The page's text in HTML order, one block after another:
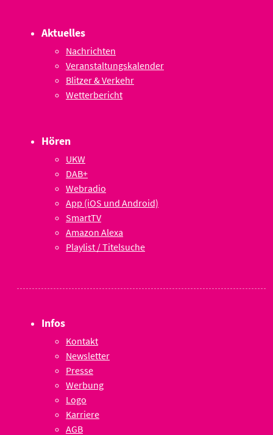
Aktuelles
Nachrichten
Veranstaltungskalender
Blitzer & Verkehr
Wetterbericht
Hören
UKW
DAB+
Webradio
App (iOS und Android)
SmartTV
Amazon Alexa
Playlist / Titelsuche
Infos
Kontakt
Newsletter
Presse
Werbung
Logo
Karriere
AGB